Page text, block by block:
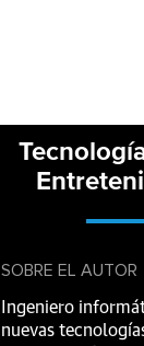
SOBRE EL AUTOR
Ingeniero
nuevas